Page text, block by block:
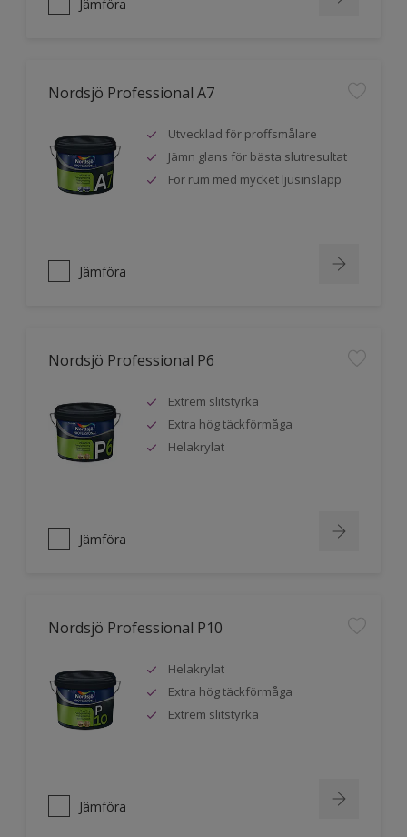
Jämföra
Nordsjö Professional A7
Utvecklad för proffsmålare
Jämn glans för bästa slutresultat
För rum med mycket ljusinsläpp
Jämföra
Nordsjö Professional P6
Extrem slitstyrka
Extra hög täckförmåga
Helakrylat
Jämföra
Nordsjö Professional P10
Helakrylat
Extra hög täckförmåga
Extrem slitstyrka
Jämföra